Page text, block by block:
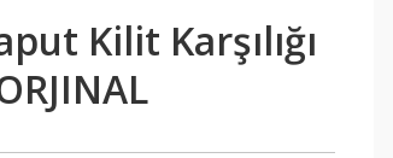
Kilit Karşılığı